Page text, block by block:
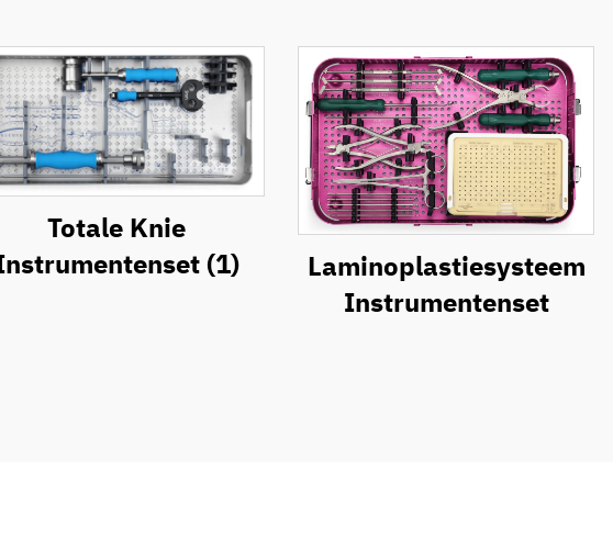
Totale Knie
(1)
Laminoplastiesysteem
Instrumentenset